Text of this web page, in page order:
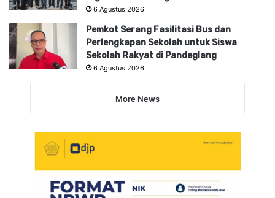
6 Agustus 2026
Pemkot Serang Fasilitasi Bus dan
Perlengkapan Sekolah untuk Siswa
Sekolah Rakyat di Pandeglang
6 Agustus 2026
More News